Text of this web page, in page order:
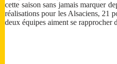
cette saison sans jamais marquer
réalisations pour les Alsaciens, 21
deux équipes aiment se rapprocher